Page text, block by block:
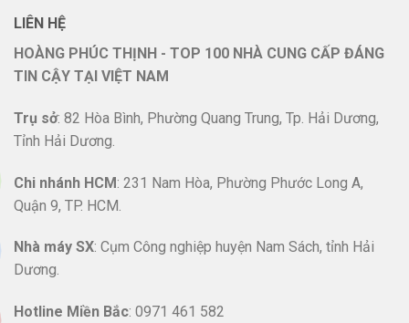
LIÊN HỆ
HOÀNG PHÚC THỊNH - TOP 100 NHÀ CUNG CẤP ĐÁNG
TIN CẬY TẠI VIỆT NAM
Trụ sở: 82 Hòa Bình, Phường Quang Trung, Tp. Hải Dương,
Tỉnh Hải Dương.
Chi nhánh HCM: 231 Nam Hòa, Phường Phước Long A,
Quận 9, TP. HCM.
Nhà máy SX: Cụm Công nghiệp huyện Nam Sách, tỉnh Hải
Dương.
Hotline Miền Bắc: 0971 461 582